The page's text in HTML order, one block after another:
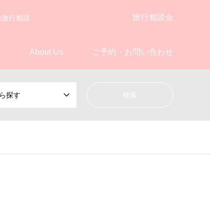
行相談 旅行相談会
About Us ご予約・お問い合わせ
探す